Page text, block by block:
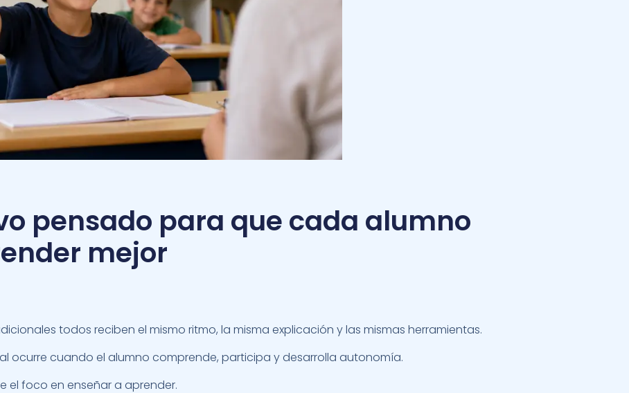
pensado para que cada alumno
mejor
todos reciben el mismo ritmo, la misma explicación y las mismas herramientas.
ocurre cuando el alumno comprende, participa y desarrolla autonomía.
el foco en enseñar a aprender.